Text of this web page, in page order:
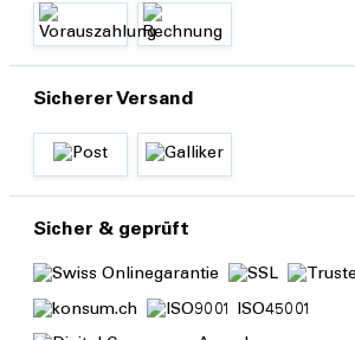
Sicherer Versand
Sicher & geprüft